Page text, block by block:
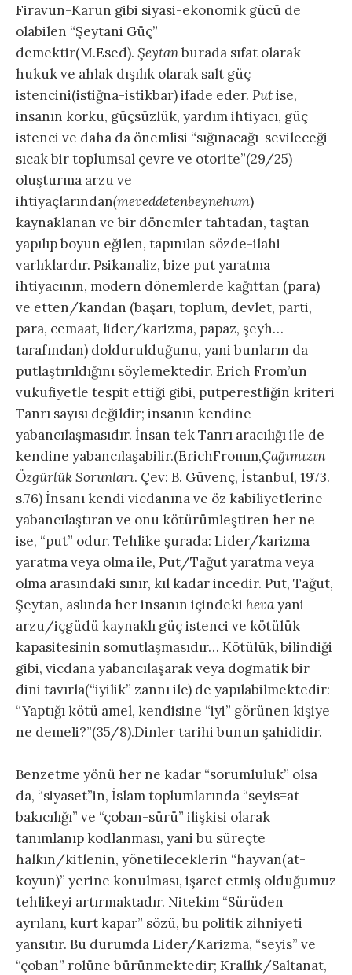
Firavun-Karun gibi siyasi-ekonomik gücü de
olabilen “Şeytani Güç”
demektir(M.Esed). Şeytanburada sıfat olarak
hukuk ve ahlak dışılık olarak salt güç
istencini(istiğna-istikbar) ifade eder. Putise,
insanın korku, güçsüzlük, yardım ihtiyacı, güç
istenci ve daha da önemlisi “sığınacağı-sevileceği
sıcak bir toplumsal çevre ve otorite”(29/25)
oluşturma arzu ve
ihtiyaçlarından(meveddetenbeynehum)
kaynaklanan ve bir dönemler tahtadan, taştan
yapılıp boyun eğilen, tapınılan sözde-ilahi
varlıklardır. Psikanaliz, bize put yaratma
ihtiyacının, modern dönemlerde kağıttan (para)
ve etten/kandan (başarı, toplum, devlet, parti,
para, cemaat, lider/karizma, papaz, şeyh…
tarafından) doldurulduğunu, yani bunların da
putlaştırıldığını söylemektedir. Erich From’un
vukufiyetle tespit ettiği gibi, putperestliğin kriteri
Tanrı sayısı değildir; insanın kendine
yabancılaşmasıdır. İnsan tek Tanrı aracılığı ile de
kendine yabancılaşabilir.(ErichFromm,Çağımızın
Özgürlük Sorunları. Çev: B. Güvenç, İstanbul, 1973.
s.76) İnsanı kendi vicdanına ve öz kabiliyetlerine
yabancılaştıran ve onu kötürümleştiren her ne
ise, “put” odur. Tehlike şurada: Lider/karizma
yaratma veya olma ile, Put/Tağut yaratma veya
olma arasındaki sınır, kıl kadar incedir. Put, Tağut,
Şeytan, aslında her insanın içindeki hevayani
arzu/içgüdü kaynaklı güç istenci ve kötülük
kapasitesinin somutlaşmasıdır… Kötülük, bilindiği
gibi, vicdana yabancılaşarak veya dogmatik bir
dini tavırla(“iyilik” zannı ile) de yapılabilmektedir:
“Yaptığı kötü amel, kendisine “iyi” görünen kişiye
ne demeli?”(35/8).Dinler tarihi bunun şahididir.
Benzetme yönü her ne kadar “sorumluluk” olsa
da, “siyaset”in, İslam toplumlarında “seyis=at
bakıcılığı” ve “çoban-sürü” ilişkisi olarak
tanımlanıp kodlanması, yani bu süreçte
halkın/kitlenin, yönetileceklerin “hayvan(at-
koyun)” yerine konulması, işaret etmiş olduğumuz
tehlikeyi artırmaktadır. Nitekim “Sürüden
ayrılanı, kurt kapar” sözü, bu politik zihniyeti
yansıtır. Bu durumda Lider/Karizma, “seyis” ve
“çoban” rolüne bürünmektedir; Krallık/Saltanat,